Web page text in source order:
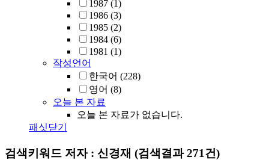
1987 (1)
1986 (3)
1985 (2)
1984 (6)
1981 (1)
작성언어
한국어 (228)
영어 (8)
오늘 본 자료
오늘 본 자료가 없습니다.
패싯닫기
검색키워드 저자 : 신경재 (검색결과 271건)